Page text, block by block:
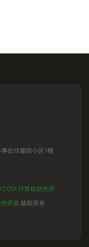
处佳馨园小区1幢
计算机软件开
开发版权所有